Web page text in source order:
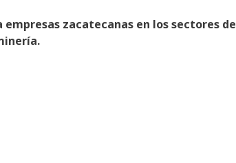
zacatecanas en los sectores de